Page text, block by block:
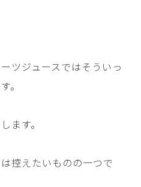
ツジュースではそういっ
。
ます。
控えたいものの一つで